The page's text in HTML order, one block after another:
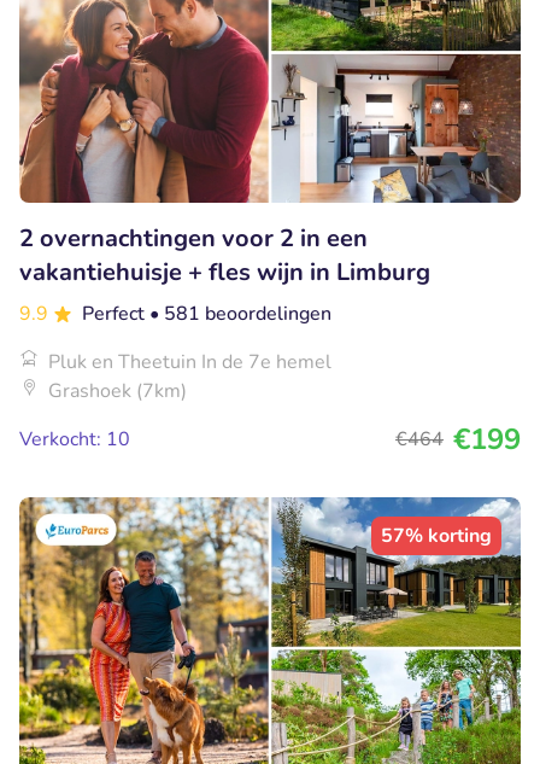
2 overnachtingen voor 2 in een
vakantiehuisje + fles wijn in Limburg
9.9 Perfect • 581 beoordelingen
Pluk en Theetuin In de 7e hemel
Grashoek (7km)
Verkocht: 10
€464 €199
57% korting